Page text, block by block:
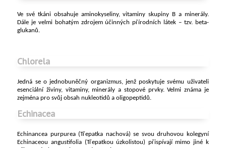
Ve své tkáni obsahuje aminokyseliny, vitaminy skupiny B a minerály.
Dále je velmi bohatým zdrojem účinných přírodních látek – tzv. beta-
glukanů.
Chlorela
Jedná se o jednobuněčný organizmus, jenž poskytuje svému uživateli
esenciální živiny, vitaminy, minerály a stopové prvky. Velmi známa je
zejména pro svůj obsah nukleotidů a oligopeptidů.
Echinacea
Echinancea purpurea (Třepatka nachová) se svou druhovou kolegyní
Echinaceou angustifolia (Třepatkou úzkolistou) přispívají mimo jiné k